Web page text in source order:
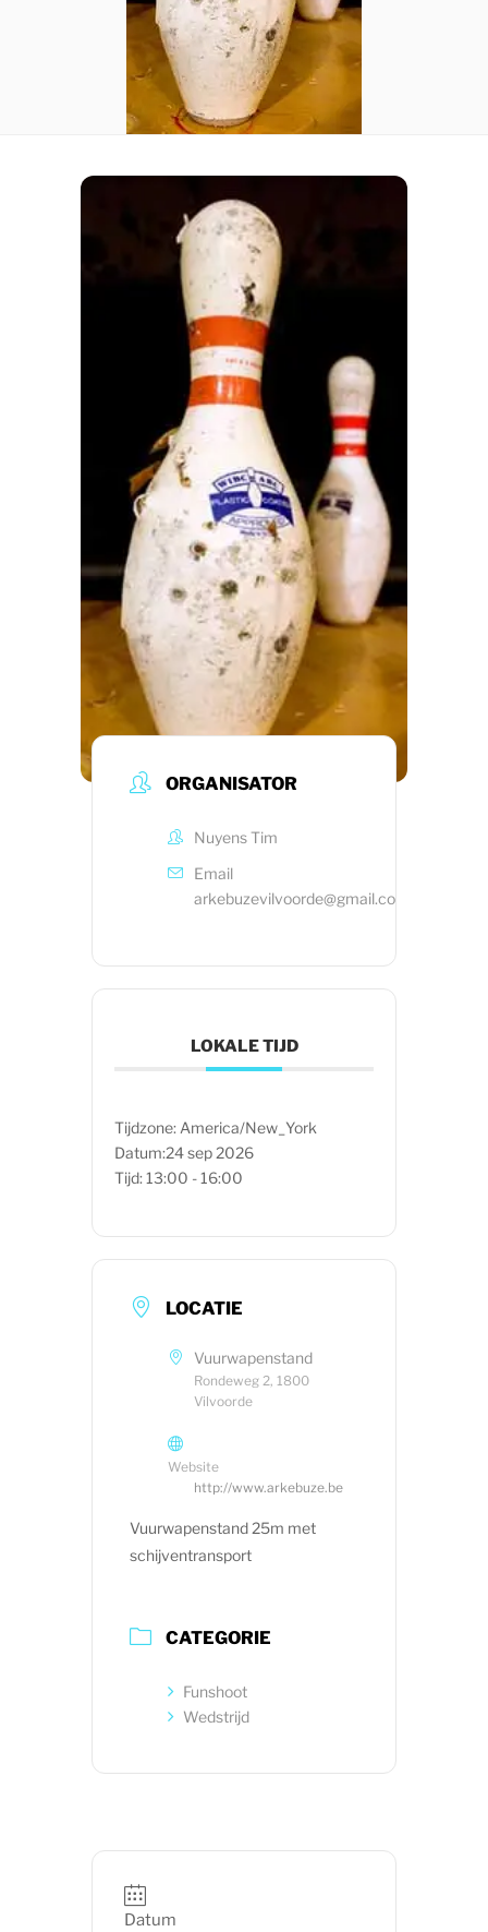
ORGANISATOR
Nuyens Tim
Email
arkebuzevilvoorde@gmail.com
LOKALE TIJD
Tijdzone: America/New_York
Datum:24 sep 2026
Tijd:13:00 - 16:00
LOCATIE
Vuurwapenstand
Rondeweg 2, 1800
Vilvoorde
Website
http://www.arkebuze.be
Vuurwapenstand 25m met
schijventransport
CATEGORIE
Funshoot
Wedstrijd
Datum